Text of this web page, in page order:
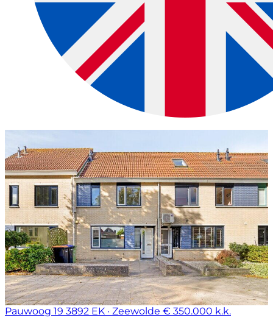
Pauwoog 19 3892 EK · Zeewolde € 350.000 k.k.